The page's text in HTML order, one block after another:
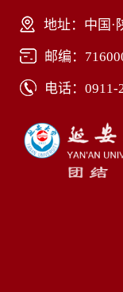
地址：中国·
邮编：
电话：